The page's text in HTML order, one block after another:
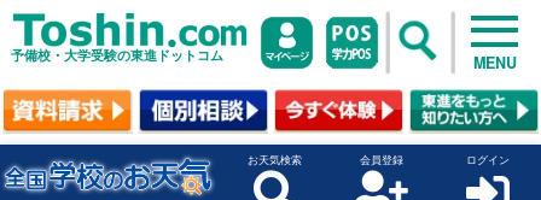
予備校・大学受験の東進ドットコム MENU
お天気検索 会員登録 ログイン